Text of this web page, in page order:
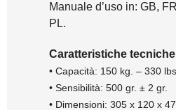
Manuale d’uso in: GB,
PL.
Caratteristiche
• Capacità: 150 kg. – 330 lbs
• Sensibilità: 500 gr. ± 2 gr.
• Dimensioni: 305 x 120 x